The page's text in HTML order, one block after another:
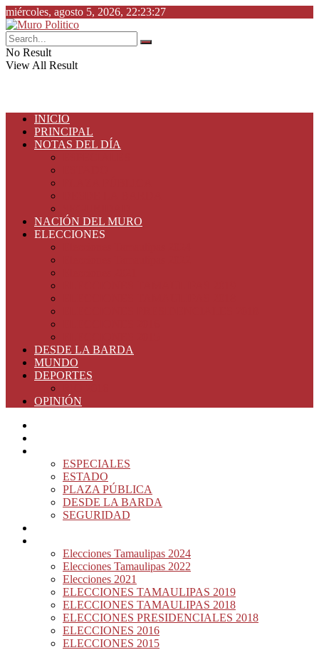
miércoles, agosto 5, 2026, 22:23:27
No Result
View All Result
INICIO
PRINCIPAL
NOTAS DEL DÍA
NACIÓN DEL MURO
ELECCIONES
DESDE LA BARDA
MUNDO
DEPORTES
OPINIÓN
ESPECIALES
ESTADO
PLAZA PÚBLICA
DESDE LA BARDA
SEGURIDAD
Elecciones Tamaulipas 2024
Elecciones Tamaulipas 2022
Elecciones 2021
ELECCIONES TAMAULIPAS 2019
ELECCIONES TAMAULIPAS 2018
ELECCIONES PRESIDENCIALES 2018
ELECCIONES 2016
ELECCIONES 2015